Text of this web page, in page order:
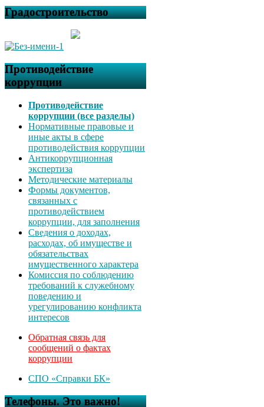
Градостроительство
Противодействие
коррупции
Противодействие
коррупции (все разделы)
Нормативные правовые и
иные акты в сфере
противодействия коррупции
Антикоррупционная
экспертиза
Методические материалы
Формы документов,
связанных с
противодействием
коррупции, для заполнения
Сведения о доходах,
расходах, об имуществе и
обязательствах
имущественного характера
Комиссия по соблюдению
требований к служебному
поведению и
урегулированию конфликта
интересов
Обратная связь для
сообщений о фактах
коррупции
СПО «Справки БК»
Телефоны. Это важно!